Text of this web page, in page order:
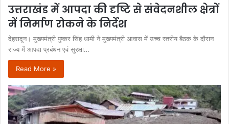
उत्तराखंड में आपदा की दृष्टि से संवेदनशील क्षेत्रों
में निर्माण रोकने के निर्देश
देहरादून। मुख्यमंत्री पुष्कर सिंह धामी ने मुख्यमंत्री आवास में उच्च स्तरीय बैठक के दौरान
राज्य में आपदा प्रबंधन एवं सुरक्षा…
Read More »